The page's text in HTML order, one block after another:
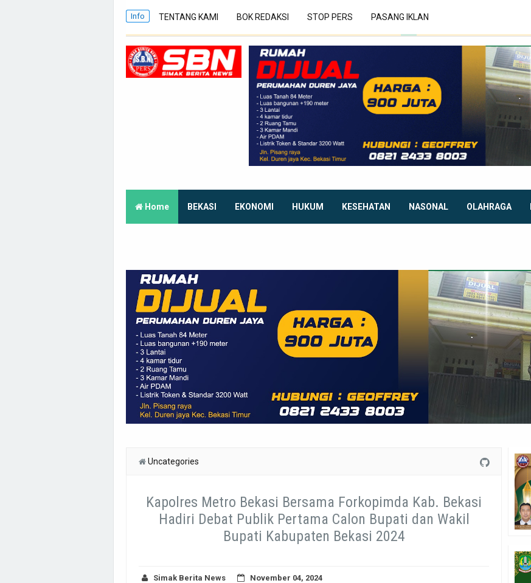
Info TENTANG KAMI BOK REDAKSI STOP PERS PASANG IKLAN
Home BEKASI EKONOMI HUKUM KESEHATAN NASONAL OLAHRAGA
Uncategories
Kapolres Metro Bekasi Bersama Forkopimda Kab. Bekasi
Hadiri Debat Publik Pertama Calon Bupati dan Wakil
Bupati Kabupaten Bekasi 2024
Simak Berita News November 04, 2024